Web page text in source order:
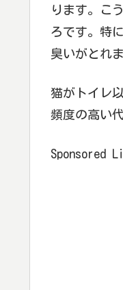
ります。こ
ろです。特
臭いがとれ
猫がトイレ
頻度の高い
Sponsored